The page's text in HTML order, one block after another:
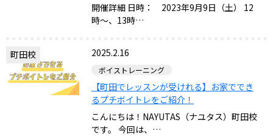
開催詳細 日時： 2023年9月9日（土） 12
時～、13時…
町田校 2025.2.16
ボイストレーニング
【町田でレッスンが受けれる】お家ででき
るプチボイトレをご紹介！
こんにちは！NAYUTAS（ナユタス）町田校
です。 今回は、…